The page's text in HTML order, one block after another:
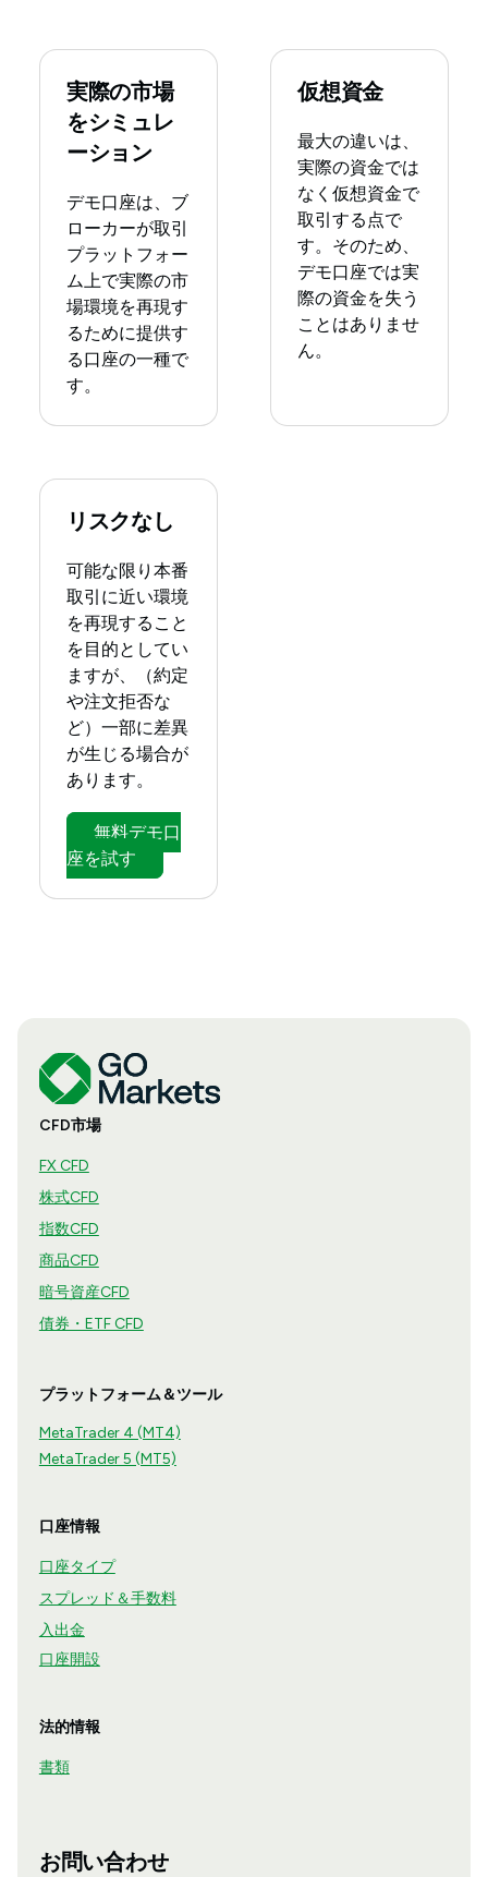
実際の市場
をシミュレ
ーション
デモ口座は、ブ
ローカーが取引
プラットフォー
ム上で実際の市
場環境を再現す
るために提供す
る口座の一種で
す。
仮想資金
最大の違いは、
実際の資金では
なく仮想資金で
取引する点で
す。そのため、
デモ口座では実
際の資金を失う
ことはありませ
ん。
リスクなし
可能な限り本番
取引に近い環境
を再現すること
を目的としてい
ますが、（約定
や注文拒否な
ど）一部に差異
が生じる場合が
あります。
無料デモ口
座を試す
CFD市場
FX CFD
株式CFD
指数CFD
商品CFD
暗号資産CFD
債券・ETF CFD
プラットフォーム＆ツール
MetaTrader 4 (MT4)
MetaTrader 5 (MT5)
口座情報
口座タイプ
スプレッド＆手数料
入出金
口座開設
法的情報
書類
お問い合わせ